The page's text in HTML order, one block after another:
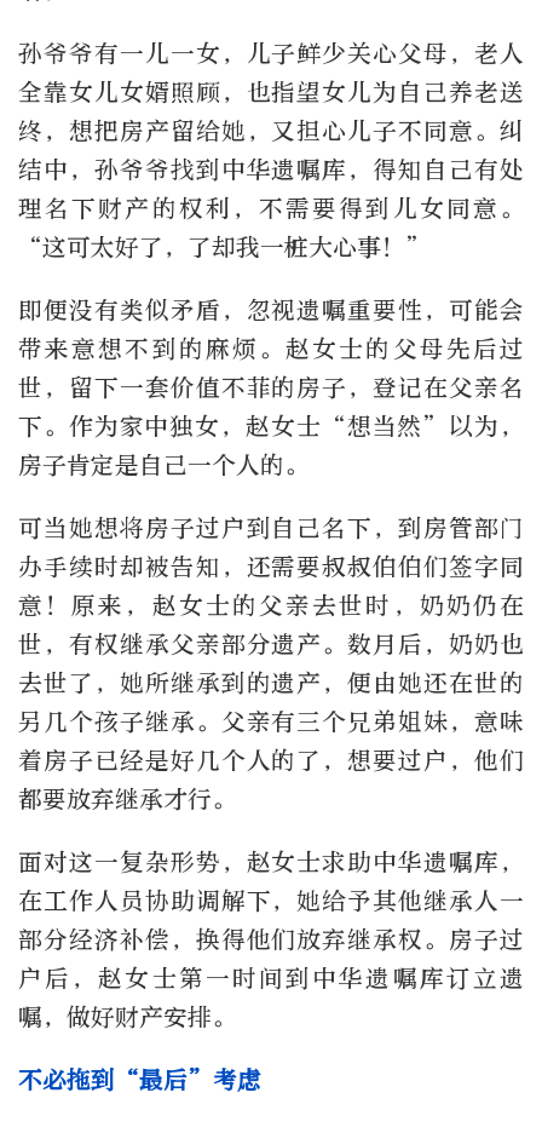
孙爷爷有一儿一女，儿子鲜少关心父母，老人
全靠女儿女婿照顾，也指望女儿为自己养老送
终，想把房产留给她，又担心儿子不同意。纠
结中，孙爷爷找到中华遗嘱库，得知自己有处
理名下财产的权利，不需要得到儿女同意。
“这可太好了，了却我一桩大心事！”
即便没有类似矛盾，忽视遗嘱重要性，可能会
带来意想不到的麻烦。赵女士的父母先后过
世，留下一套价值不菲的房子，登记在父亲名
下。作为家中独女，赵女士“想当然”以为，
房子肯定是自己一个人的。
可当她想将房子过户到自己名下，到房管部门
办手续时却被告知，还需要叔叔伯伯们签字同
意！原来，赵女士的父亲去世时，奶奶仍在
世，有权继承父亲部分遗产。数月后，奶奶也
去世了，她所继承到的遗产，便由她还在世的
另几个孩子继承。父亲有三个兄弟姐妹，意味
着房子已经是好几个人的了，想要过户，他们
都要放弃继承才行。
面对这一复杂形势，赵女士求助中华遗嘱库，
在工作人员协助调解下，她给予其他继承人一
部分经济补偿，换得他们放弃继承权。房子过
户后，赵女士第一时间到中华遗嘱库订立遗
嘱，做好财产安排。
不必拖到“最后”考虑